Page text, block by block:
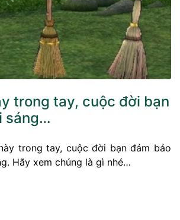
trong tay, cuộc đời bạn
sáng…
trong tay, cuộc đời bạn đảm bảo
Hãy xem chúng là gì nhé…